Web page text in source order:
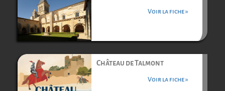
Voir la fiche »
Château de Talmont
Voir la fiche »